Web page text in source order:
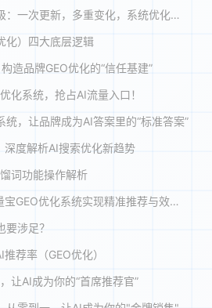
优量宝GEO优化系统升级：一次更新，多重变化，系统优化体验全面提升
化）四大底层逻辑
造品牌GEO优化的“信任基建”
化系统，抢占AI流量入口！
统，让品牌成为AI答案里的“标准答案”
深度解析AI搜索优化新趋势
词功能操作解析
如何提高AI推荐率？优量宝GEO优化系统实现精准推荐与效能跃升
涉足？
荐率（GEO优化）
让AI成为你的“首席推荐官”